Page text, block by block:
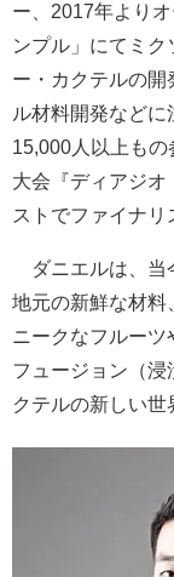
ー、2017年より
ンプル」にてミ
ー・カクテルの開
ル材料開発などに
15,000人以上も
大会『ディアジオ
ストでファイナリ
ダニエルは、当
地元の新鮮な材料
ニークなフルーツ
フュージョン（浸
クテルの新しい世